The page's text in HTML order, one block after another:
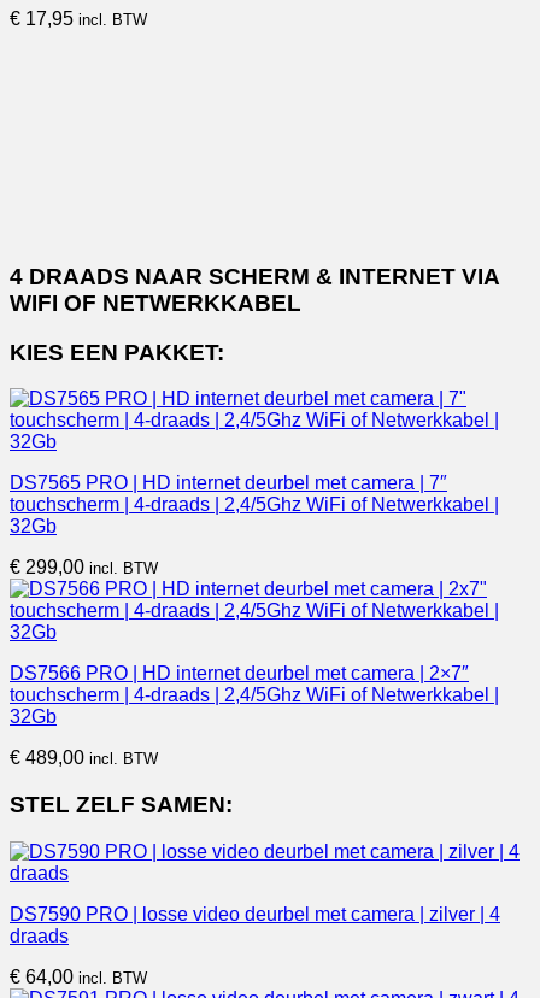
€ 17,95 incl. BTW
4 DRAADS NAAR SCHERM & INTERNET VIA
WIFI OF NETWERKKABEL
KIES EEN PAKKET:
DS7565 PRO | HD internet deurbel met camera | 7″
touchscherm | 4-draads | 2,4/5Ghz WiFi of Netwerkkabel |
32Gb
€ 299,00 incl. BTW
DS7566 PRO | HD internet deurbel met camera | 2×7″
touchscherm | 4-draads | 2,4/5Ghz WiFi of Netwerkkabel |
32Gb
€ 489,00 incl. BTW
STEL ZELF SAMEN:
DS7590 PRO | losse video deurbel met camera | zilver | 4
draads
€ 64,00 incl. BTW